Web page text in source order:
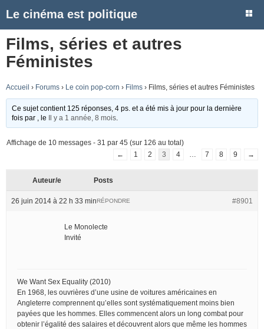
Le cinéma est politique
Films, séries et autres
Féministes
Accueil › Forums › Le coin pop-corn › Films › Films, séries et autres Féministes
Ce sujet contient 125 réponses, 4 ps. et a été mis à jour pour la dernière
fois par
, le Il y a 1 année, 8 mois
Affichage de 10 messages - 31 par 45 (sur 126 au total)
←
1 2 3 4 7 8 9 →
Auteur/e Posts
26 juin 2014 à 22 h 33 min #8901
RÉPONDRE
Le Monolecte
Invité
We Want Sex Equality (2010)
En 1968, les ouvrières d’une usine de voitures américaines en
Angleterre comprennent qu’elles sont systématiquement moins bien
payées que les hommes. Elles commencent alors un long combat pour
obtenir l’égalité des salaires et découvrent alors que même les hommes